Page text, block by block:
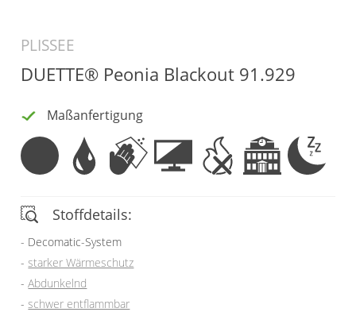
Ösenschals
Tischdecke
Gardinenstange
Stoffe
PLISSEE
DUETTE® Peonia Blackout 91.929
Maßanfertigung
Stoffdetails:
Decomatic-System
starker Wärmeschutz
Abdunkelnd
schwer entflammbar